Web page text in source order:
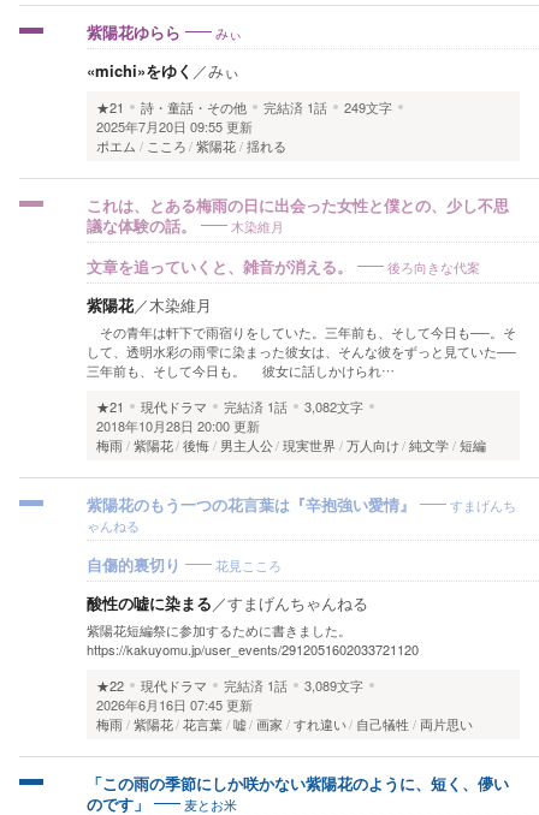
紫陽花ゆらら みぃ
«michi»をゆく ／みぃ
★21 詩・童話・その他 完結済 1話
249文字
2025年7月20日 09:55 更新
ポエム
こころ 紫陽花 揺れる
これは、とある梅雨の日に出会った女性と僕との、少し不思
議な体験の話。
木染維月
文章を追っていくと、雑音が消える。 後ろ向きな代案
紫陽花／木染維月
その青年は軒下で雨宿りをしていた。三年前も、そして今日も──。そ
して、透明水彩の雨雫に染まった彼女は、そんな彼をずっと見ていた──
三年前も、そして今日も。 彼女に話しかけられ…
★21
現代ドラマ 完結済 1話
3,082文字
2018年10月28日 20:00 更新
梅雨 紫陽花 後悔 男主人公 現実世界 万人向け 純文学 短編
紫陽花のもう一つの花言葉は『辛抱強い愛情』
すまげんち
ゃんねる
自傷的裏切り 花見こころ
酸性の嘘に染まる ／すまげんちゃんねる
紫陽花短編祭に参加するために書きました。
https://kakuyomu.jp/user_events/2912051602033721120
★22
現代ドラマ 完結済 1話
3,089文字
2026年6月16日 07:45 更新
梅雨 紫陽花 花言葉 嘘 画家 すれ違い 自己犠牲 両片思い
「この雨の季節にしか咲かない紫陽花のように、短く、儚い
のです」
麦とお米